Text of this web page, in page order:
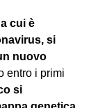
cui è
si
nuovo
entro i primi
si